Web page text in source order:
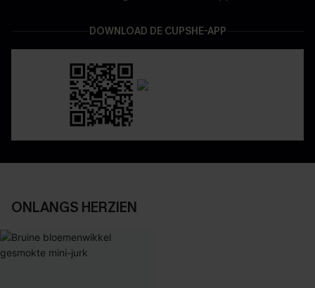
DOWNLOAD DE CUPSHE-APP
ONLANGS HERZIEN